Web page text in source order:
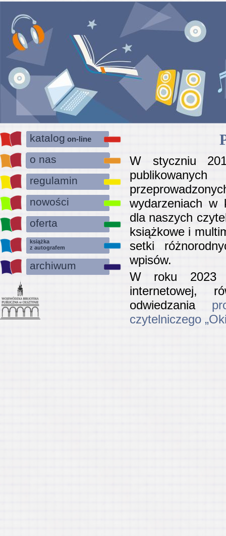
katalog on-line
o nas
regulamin
nowości
oferta
książka
z autografem
archiwum
W styczniu
wydarzeniach w
dla naszych
książkowe i
setki
wpisów.
W roku 2023
internetowej,
odwiedzania
czytelniczego